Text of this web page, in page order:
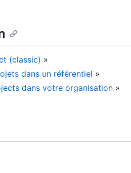
(classic) »
dans un référentiel »
dans votre organisation »